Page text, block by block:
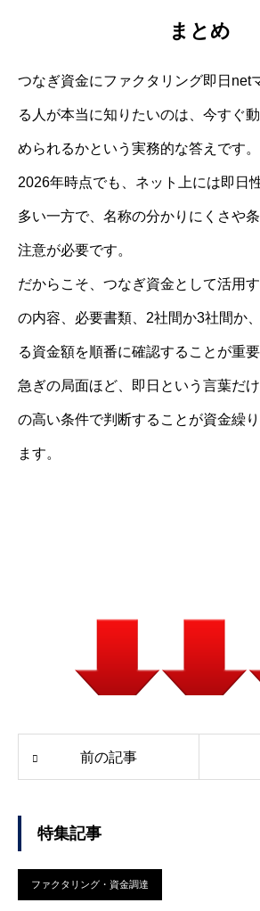
まとめ
つなぎ資金にファクタリング即日net
る人が本当に知りたいのは、今すぐ
められるかという実務的な答えです。
2026年時点でも、ネット上には即日
多い一方で、名称の分かりにくさや
注意が必要です。
だからこそ、つなぎ資金として活用
の内容、必要書類、2社間か3社間か
る資金額を順番に確認することが重要
急ぎの局面ほど、即日という言葉だ
の高い条件で判断することが資金繰
ます。
前の記事
特集記事
ファクタリング・資金調達